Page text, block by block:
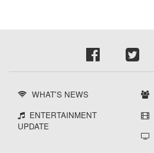
WHAT'S NEWS
ENTERTAINMENT
UPDATE